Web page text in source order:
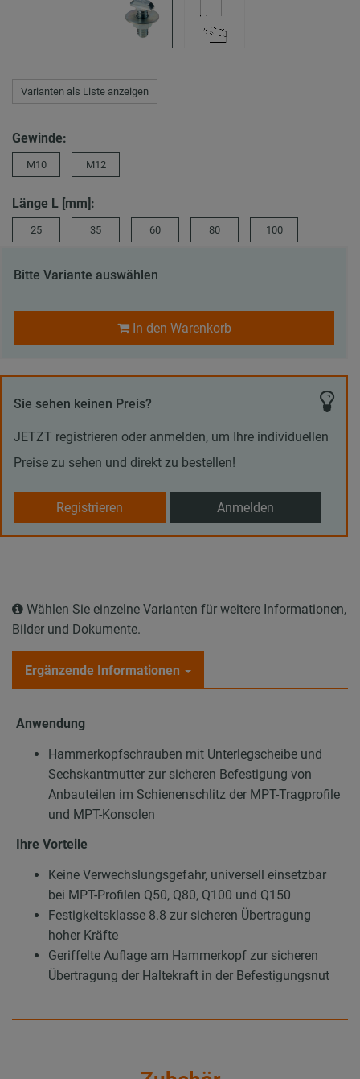
Varianten als Liste anzeigen
Gewinde:
M10 M12
Länge L [mm]:
25 35 60 80 100
Bitte Variante auswählen
In den Warenkorb
Sie sehen keinen Preis?
JETZT registrieren oder anmelden, um Ihre individuellen
Preise zu sehen und direkt zu bestellen!
Registrieren Anmelden
Wählen Sie einzelne Varianten für weitere Informationen,
Bilder und Dokumente.
Ergänzende Informationen
Anwendung
Hammerkopfschrauben mit Unterlegscheibe und
Sechskantmutter zur sicheren Befestigung von
Anbauteilen im Schienenschlitz der MPT-Tragprofile
und MPT-Konsolen
Ihre Vorteile
Keine Verwechslungsgefahr, universell einsetzbar
bei MPT-Profilen Q50, Q80, Q100 und Q150
Festigkeitsklasse 8.8 zur sicheren Übertragung
hoher Kräfte
Geriffelte Auflage am Hammerkopf zur sicheren
Übertragung der Haltekraft in der Befestigungsnut